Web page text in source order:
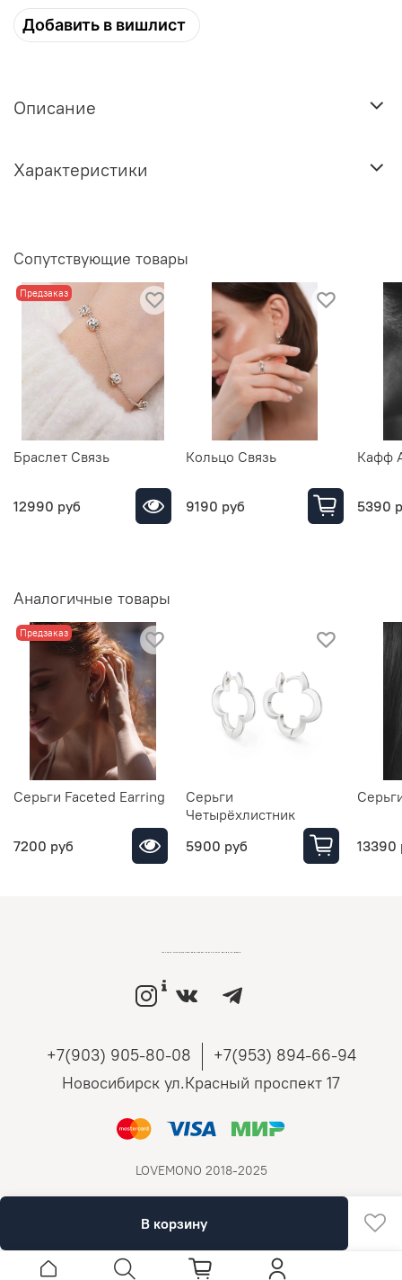
В корзину
Добавить в вишлист
Описание
Характеристики
Сопутствующие товары
Предзаказ
Браслет Связь
12990 руб
Кольцо Связь
9190 руб
Кафф
5390
Аналогичные товары
Предзаказ
Серьги Faceted Earring
7200 руб
Серьги
Четырёхлистник
5900 руб
13390
+7(903) 905-80-08
+7(953) 894-66-94
Новосибирск ул.Красный проспект 17
LOVEMONO МАГАЗИН УКРАШЕНИЙ ИЗ СЕРЕБРА И ЗОЛОТА РОССИЙСКИХ ДИЗАЙНЕРОВ
LOVEMONO 2018-2025